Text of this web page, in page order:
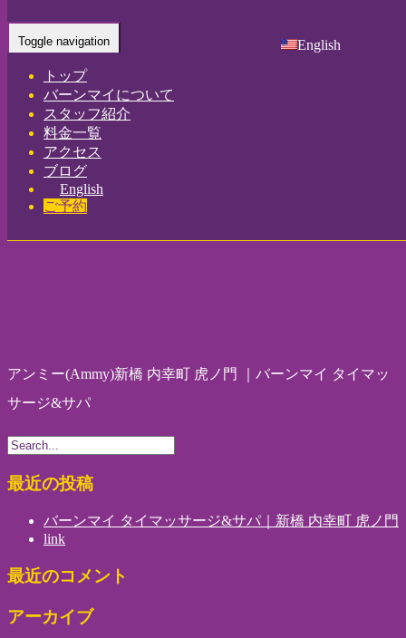
English
Toggle navigation
トップ
バーンマイについて
スタッフ紹介
料金一覧
アクセス
ブログ
English
ご予約
Home - アンミ…
アンミー(Ammy)新橋 内幸町 虎ノ門 ｜バーンマイ タイマッ
サージ&サパ
最近の投稿
バーンマイ タイマッサージ&サパ｜新橋 内幸町 虎ノ門
link
最近のコメント
アーカイブ